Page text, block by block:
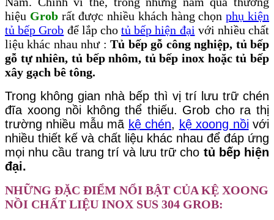
hiệu Grobrất được nhiều khách hàng chọnphụ kiện
tủ bếp Grob để lắp chotủ bếp hiện đại với nhiều chất
liệu khác nhau như :Tủ bếp gỗ công nghiệp, tủ bếp
gỗ tự nhiên, tủ bếp nhôm, tủ bếp inox hoặc tủ bếp
xây gạch bê tông.
Trong không gian nhà bếp thì vị trí lưu trữ chén
đĩa xoong nồi không thể thiếu. Grob cho ra thị
trường nhiều mẫu mã kệ chén, kệ xoong nồivới
nhiều thiết kế và chất liệu khác nhau để đáp ứng
mọi nhu cầu trang trí và lưu trữ cho tủ bếp hiện
đại.
NHỮNG ĐẶC ĐIỂM NỔI BẬT CỦA KỆ XOONG
NỒI CHẤT LIỆU INOX SUS 304 GROB: